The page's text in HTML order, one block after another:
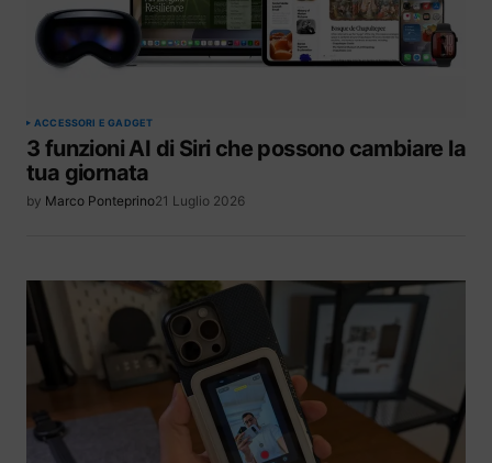
ACCESSORI E GADGET
3 funzioni AI di Siri che possono cambiare la
tua giornata
by Marco Ponteprino21 Luglio 2026